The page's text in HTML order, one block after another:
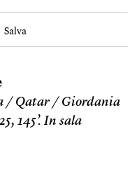
/ Qatar / Giordania
145’. In sala